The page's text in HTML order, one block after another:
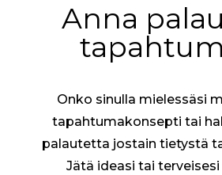
Anna
Onko sinulla mielessäsi
tapahtumakonsepti tai
palautetta jostain tietystä
Jätä ideasi tai terveisesi